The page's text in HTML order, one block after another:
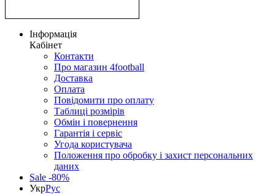
Інформація
Кабінет
Контакти
Про магазин 4football
Доставка
Оплата
Повідомити про оплату
Таблиці розмірів
Обмін і повернення
Гарантія і сервіс
Угода користувача
Положення про обробку і захист персональних
даних
Sale -80%
УкрРус